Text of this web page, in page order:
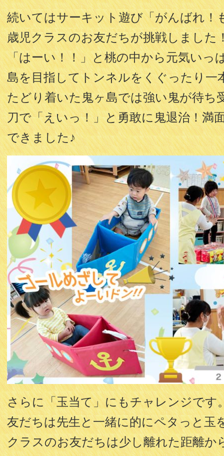
続いてはサーキット遊び「がんばれ！
歳児クラスのお友だちが挑戦しました
「はーい！！」と桃の中から元気いっ
島を目指してトンネルをくぐったり
たどり着いた鬼ヶ島では強い鬼が待ち
刀で「えいっ！」と勇敢に鬼退治！満
できました♪
さらに「玉当て」にもチャレンジです
友だちは先生と一緒に的にペタっと玉
クラスのお友だちは少し離れた距離か